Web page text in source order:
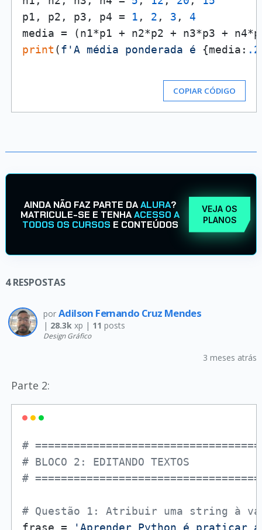
p1, p2, p3, p4 = 1 , 2 , 3 , 4
media = (n1*p1 + n2*p2 + n3*p3 +
print (f'A média ponderada é {media: .2
COPIAR CÓDIGO
AINDA NÃO FAZ PARTE DAALURA?
MATRICULE-SE E TENHAACESSO A
TODOS OS CURSOS E CONTEÚDOS
VEJA OS
PLANOS
4RESPOSTAS
por Adilson Fernando Cruz Mendes
| 28.3kxp | 11 posts
Design Gráfico
3 meses atrás
Parte 2:
#
# BLOCO 2: EDITANDO TEXTOS
#
# Questão 1: Atribuir uma string à
frase =
'Aprender Python é praticar